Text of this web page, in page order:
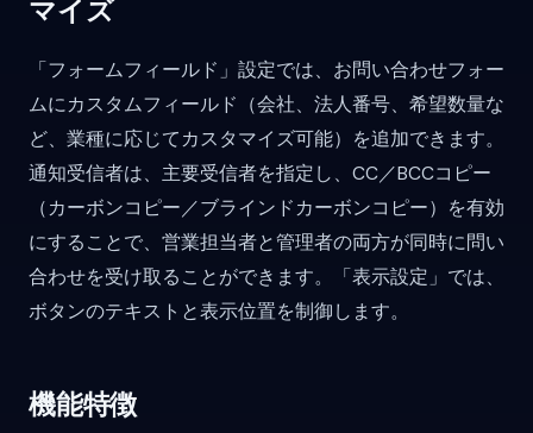
マイズ
「フォームフィールド」設定では、お問い合わせフォー
ムにカスタムフィールド（会社、法人番号、希望数量な
ど、業種に応じてカスタマイズ可能）を追加できます。
通知受信者は、主要受信者を指定し、CC／BCCコピー
（カーボンコピー／ブラインドカーボンコピー）を有効
にすることで、営業担当者と管理者の両方が同時に問い
合わせを受け取ることができます。「表示設定」では、
ボタンのテキストと表示位置を制御します。
機能特徴